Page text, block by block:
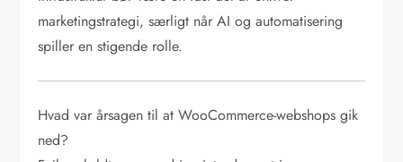
marketingstrategi, særligt når AI og automatisering
spiller en stigende rolle.
Hvad var årsagen til at WooCommerce-webshops gik
ned?